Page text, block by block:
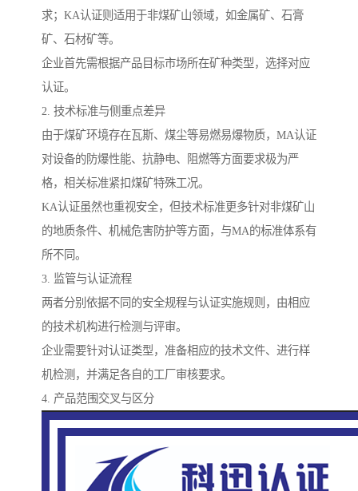
求；KA认证则适用于非煤矿山领域，如金属矿、石膏
矿、石材矿等。
企业首先需根据产品目标市场所在矿种类型，选择对应
认证。
2. 技术标准与侧重点差异
由于煤矿环境存在瓦斯、煤尘等易燃易爆物质，MA认证
对设备的防爆性能、抗静电、阻燃等方面要求极为严
格，相关标准紧扣煤矿特殊工况。
KA认证虽然也重视安全，但技术标准更多针对非煤矿山
的地质条件、机械危害防护等方面，与MA的标准体系有
所不同。
3. 监管与认证流程
两者分别依据不同的安全规程与认证实施规则，由相应
的技术机构进行检测与评审。
企业需要针对认证类型，准备相应的技术文件、进行样
机检测，并满足各自的工厂审核要求。
4. 产品范围交叉与区分